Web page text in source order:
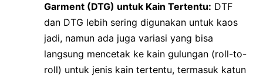
Garment (DTG) untuk Kain Tertentu: DTF
dan DTG lebih sering digunakan untuk kaos
jadi, namun ada juga variasi yang bisa
langsung mencetak ke kain gulungan (roll-to-
roll) untuk jenis kain tertentu, termasuk katun